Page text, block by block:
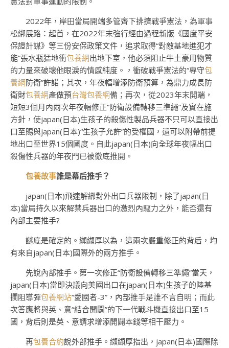
2022年，岸田當局開端多管齊下排擠戰爭憲法，為軍事
松綁展路：起首，在2022年末強行經由過程新版《國度平安
保證計謀》等三份安保政策文件，追求取得“對敵基地進犯才
能”張水瓶猛地衝包養網出地下室，他必須阻止牛土豪用物質
的力量來破壞他眼淚的情感純度。，衝破戰爭憲法的“專守包
養網防衛”許諾；其次，年夜幅增添防衛預算，為鼎力成長防
衛財包養網產做預台灣包養網備；再次，從2023年末開端，
短短3個月內兩次年夜幅修正“防衛設備轉移三準繩”及實在施
方針，使japan(日本)生孩子的殺傷性製品兵器不只可以直接出
口至賜與japan(日本)“生孩子允許”的受權國，還可以附帶前提
地出口至世界15個國度。自此japan(日本)向全球年夜幅出口
殺傷性兵器的年夜門已被徹底推開。
包養故事誰是幕后推手？
japan(日本)飛速解綁對外出口兵器限制，除了japan(日
本)當局持久以來解禁兵器出口的激烈內驅力之外，能否還有
內部主要推手?
謎底是確定的。纐纈厚以為，這兩次嚴重修正的背后，均
有來自japan(日本)國際外的兩方推手。
先說內部推手。第一次修正“防衛設備轉移三準繩”當天，
japan(日本)當即決議向美國出口在japan(日本)生孩子的陸基
攔阻導彈包養網站“愛國者-3”，內部推手是誰不言自明；而此
次答應將與英、意“結合開闢”的下一代戰斗機直接出口至15
國，背后則是英、意請求增添開闢本錢等相干壓力。
再包養合約說外部推手。纐纈厚指出，japan(日本)國際除